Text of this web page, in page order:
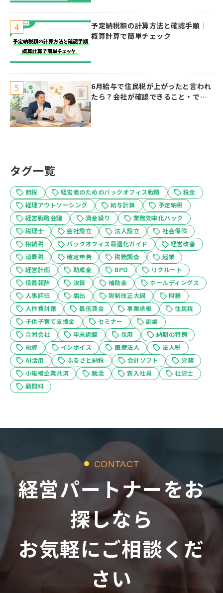
予定納税額の計算方法と確認手順｜
概算計算で簡単チェック
6月給与で住民税が上がったと言われ
たら？会社が確認できること・でき
タグ一覧
節税 経営者のためのバックオフィス戦略
税金
経理アウトソーシング
給与計算
予定納税
経営戦略会議
資金繰り
業務効率化ハック
税理士
会社設立 法人設立
社会保険
相続税
バックオフィス最適化ガイド
経営改善
消費税
確定申告 税務調査
起業
経営計画
助成金 BPO
リクルート
役員報酬
決算 補助金
ホールディングス
人事評価
届出 税制改正大綱
財務
人件費対策
最低賃金 事業承継
住民税
子供子育て支援金
セミナー
副業
合同会社
年末調整 採用
納期の特例
融資
インボイス 医療法人
法人税
AI活用
ふるさと納税 会計ソフト
労務
小規模企業共済
就活 新入社員
社労士
顧問料
CONTACT
経営パートナーをお
探しなら
お気軽にご相談くだ
さい